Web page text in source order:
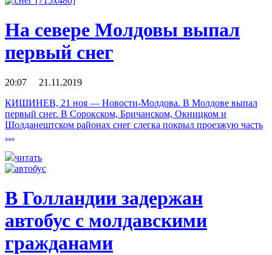
На севере Молдовы выпал
первый снег
20:07 21.11.2019
КИШИНЕВ, 21 ноя — Новости-Молдова. В Молдове выпал
первый снег. В Сорокском, Бричанском, Окницком и
Шолданештском районах снег слегка покрыл проезжую часть
…
читать
В Голландии задержан
автобус с молдавскими
гражданами